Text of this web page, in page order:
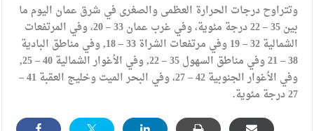
وتتراوح درجات الحرارة العظمى والصغرى في شرق عمان اليوم ما
بين 35 – 22 درجة مئوية، وفي غرب عمان 33 – 20، وفي المرتفعات
الشمالية 32 – 19 وفي مرتفعات الشراة 33 – 18, وفي مناطق البادية
38 – 21 وفي مناطق السهول 35 – 22, وفي الأغوار الشمالية 40 – 25,
وفي الأغوار الجنوبية 42 – 27، وفي البحر الميت وخليج العقبة 41 –
27 درجة مئوية.